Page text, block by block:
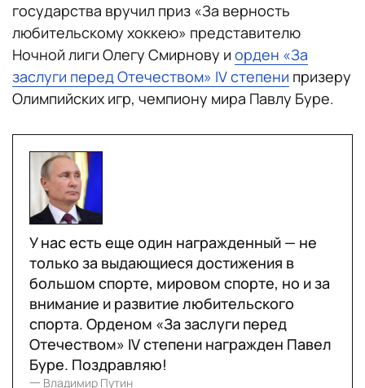
государства вручил приз «За верность
любительскому хоккею» представителю
Ночной лиги Олегу Смирнову и орден «За
заслуги перед Отечеством» IV степени призеру
Олимпийских игр, чемпиону мира Павлу Буре.
У нас есть еще один награжденный — не
только за выдающиеся достижения в
большом спорте, мировом спорте, но и за
внимание и развитие любительского
спорта. Орденом «За заслуги перед
Отечеством» IV степени награжден Павел
Буре. Поздравляю!
一 Владимир Путин